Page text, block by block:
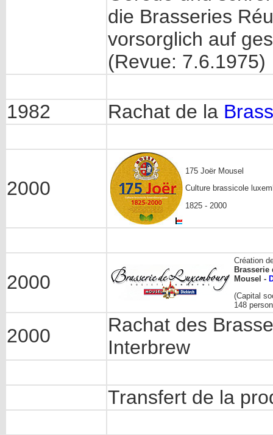
die Brasseries
vorsorglich auf
(Revue: 7.6.1975)
1982 Rachat de la
2000
175 Joër Mousel
Culture brassicole
1825 - 2000
2000
Création
Brasserie
Mousel -
(Capital
148
2000
Rachat des
Interbrew
Transfert de la